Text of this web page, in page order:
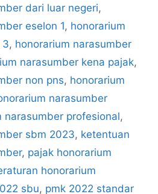
dari luar negeri,
eselon 1, honorarium
3, honorarium narasumber
narasumber kena pajak,
non pns, honorarium
narasumber
narasumber profesional,
sbm 2023, ketentuan
, pajak honorarium
honorarium
sbu, pmk 2022 standar